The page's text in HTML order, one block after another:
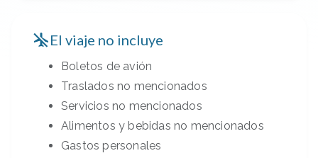
El viaje no incluye
Boletos de avión
Traslados no mencionados
Servicios no mencionados
Alimentos y bebidas no mencionados
Gastos personales